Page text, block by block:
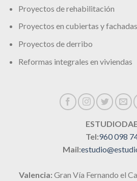
Proyectos de rehabilitación
Proyectos en cubiertas y fachadas
Proyectos de derribo
Reformas integrales en viviendas
Tel:960 098
Mail:
Valencia: Gran Vía Fernando el